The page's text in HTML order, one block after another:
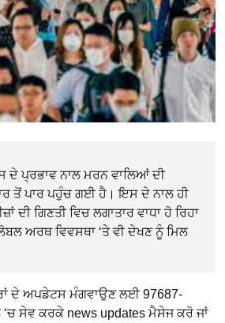
ਪ੍ਰਭਾਵ ਨਾਲ ਮਰਨ ਵਾਲਿਆਂ ਦੀ
ਤੋਂ ਪਾਰ ਪਹੁੰਚ ਗਈ ਹੈ। ਇਸ ਦੇ ਨਾਲ ਹੀ
ਦੀ ਗਿਣਤੀ ਵਿਚ ਲਗਾਤਾਰ ਵਾਧਾ ਹੋ ਰਿਹਾ
ਅਰਥ ਵਿਵਸਥਾ ‘ਤੇ ਵੀ ਦੇਖਣ ਨੂੰ ਮਿਲ
ਦੇ ਅਪਡੇਟਸ ਮੰਗਵਾਉਣ ਲਈ 97687-
ਸੇਵ ਕਰਕੇ news updates ਮੈਸੇਜ ਕਰੋ ਜਾਂ